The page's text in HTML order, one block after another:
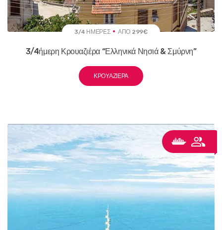
3/4 ΗΜΈΡΕΣ ΑΠΌ 299€
3/4ήμερη Κρουαζιέρα “Ελληνικά Νησιά & Σμύρνη”
ΚΡΟΥΑΖΙΈΡΑ